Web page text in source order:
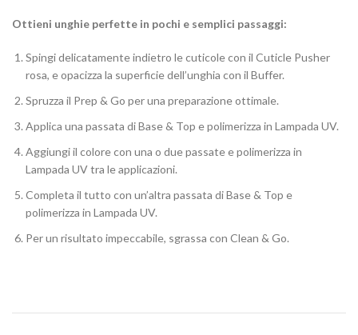
Ottieni unghie perfette in pochi e semplici passaggi:
Spingi delicatamente indietro le cuticole con il Cuticle Pusher
rosa, e opacizza la superficie dell’unghia con il Buffer.
Spruzza il Prep & Go per una preparazione ottimale.
Applica una passata di Base & Top e polimerizza in Lampada UV.
Aggiungi il colore con una o due passate e polimerizza in
Lampada UV tra le applicazioni.
Completa il tutto con un’altra passata di Base & Top e
polimerizza in Lampada UV.
Per un risultato impeccabile, sgrassa con Clean & Go.